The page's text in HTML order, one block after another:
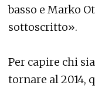
basso e Marko
sottoscritto».
Per capire chi
tornare al 2014,